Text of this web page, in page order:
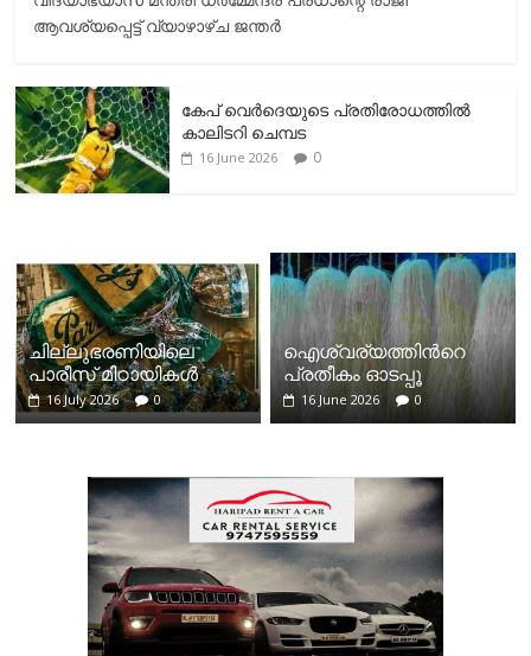
ആവശ്യപ്പെട്ട് വ്യാഴാഴ്ച ജന്തർ
കേപ് വെര്‍ദെയുടെ പ്രതിരോധത്തില്‍
കാലിടറി ചെമ്പട
16 June 2026 0
ചില്ലുഭരണിയിലെ
പാരീസ് മിഠായികള്‍
16 July 2026 0
ഐശ്വര്യത്തിന്‍റെ
പ്രതീകം ഓടപ്പൂ
16 June 2026 0